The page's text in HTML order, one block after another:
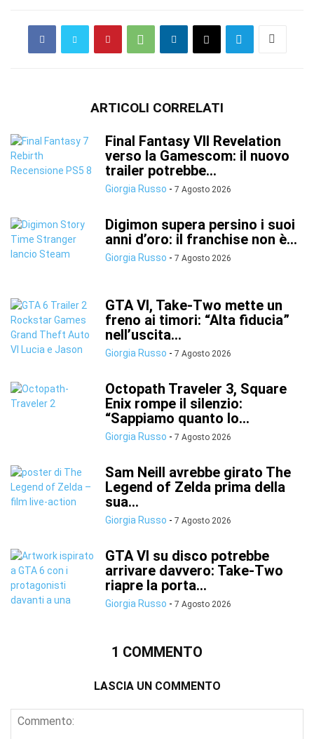
ARTICOLI CORRELATI
Final Fantasy VII Revelation
verso la Gamescom: il nuovo
trailer potrebbe...
Giorgia Russo - 7 Agosto 2026
Digimon supera persino i suoi
anni d’oro: il franchise non è...
Giorgia Russo - 7 Agosto 2026
GTA VI, Take-Two mette un
freno ai timori: “Alta fiducia”
nell’uscita...
Giorgia Russo - 7 Agosto 2026
Octopath Traveler 3, Square
Enix rompe il silenzio:
“Sappiamo quanto lo...
Giorgia Russo - 7 Agosto 2026
Sam Neill avrebbe girato The
Legend of Zelda prima della
sua...
Giorgia Russo - 7 Agosto 2026
GTA VI su disco potrebbe
arrivare davvero: Take-Two
riapre la porta...
Giorgia Russo - 7 Agosto 2026
1 COMMENTO
LASCIA UN COMMENTO